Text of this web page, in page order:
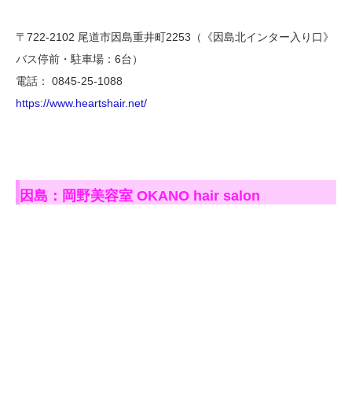
〒722-2102 尾道市因島重井町2253（《因島北インター入り口》
バス停前・駐車場：6台）
電話： 0845-25-1088
https://www.heartshair.net/
因島：岡野美容室 OKANO hair salon